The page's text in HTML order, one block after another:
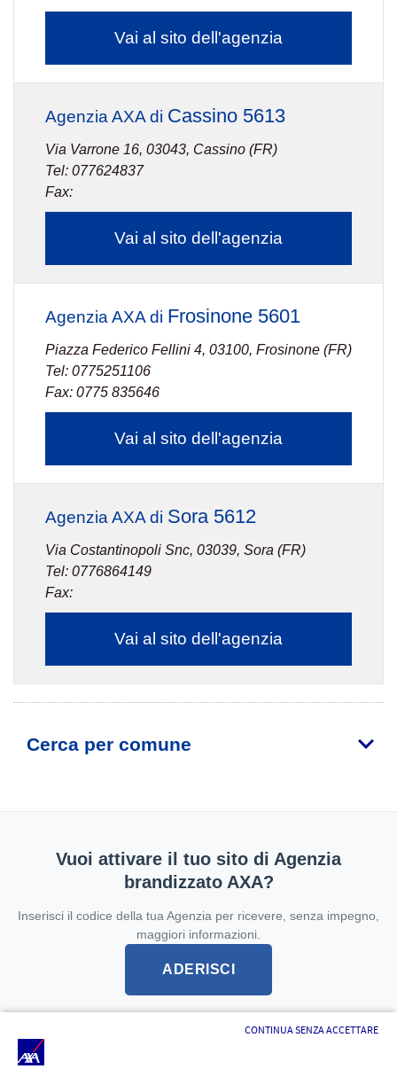
CONTINUA SENZA ACCETTARE
Vai al sito dell'agenzia
Agenzia AXA di Cassino 5613
Via Varrone 16, 03043, Cassino (FR)
Tel: 077624837
Fax:
Vai al sito dell'agenzia
Agenzia AXA di Frosinone 5601
Piazza Federico Fellini 4, 03100, Frosinone (FR)
Tel: 0775251106
Fax: 0775 835646
Vai al sito dell'agenzia
Agenzia AXA di Sora 5612
Via Costantinopoli Snc, 03039, Sora (FR)
Tel: 0776864149
Fax:
Vai al sito dell'agenzia
Cerca per comune
Vuoi attivare il tuo sito di Agenzia
brandizzato AXA?
Inserisci il codice della tua Agenzia per ricevere, senza impegno,
maggiori informazioni.
ADERISCI
L'intermediario è soggetto alla vigilanza dell'IVASS -